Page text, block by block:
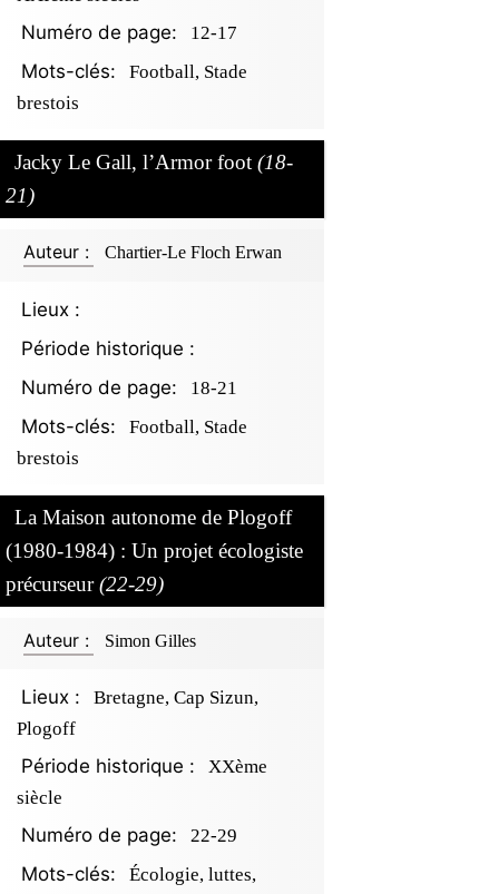
Numéro de page: 12-17
Mots-clés:
Football, Stade
brestois
Jacky Le Gall, l’Armor foot (18-
21)
Auteur : Chartier-Le Floch Erwan
Lieux :
Période historique :
Numéro de page:
18-21
Mots-clés:
Football, Stade
brestois
La Maison autonome de Plogoff
(1980-1984) : Un projet écologiste
précurseur(22-29)
Auteur : Simon Gilles
Lieux :
Bretagne, Cap Sizun,
Plogoff
Période historique :
XXème
siècle
Numéro de page: 22-29
Mots-clés:
Écologie, luttes,